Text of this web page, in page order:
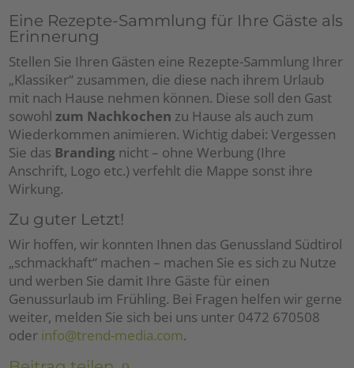
Eine Rezepte-Sammlung für Ihre Gäste als
Erinnerung
Stellen Sie Ihren Gästen eine Rezepte-Sammlung Ihrer
„Klassiker“ zusammen, die diese nach ihrem Urlaub
mit nach Hause nehmen können. Diese soll den Gast
sowohlzum Nachkochen zu Hause als auch zum
Wiederkommen animieren. Wichtig dabei: Vergessen
Sie das Branding nicht – ohne Werbung (Ihre
Anschrift, Logo etc.) verfehlt die Mappe sonst ihre
Wirkung.
Zu guter Letzt!
Wir hoffen, wir konnten Ihnen das Genussland Südtirol
„schmackhaft“ machen – machen Sie es sich zu Nutze
und werben Sie damit Ihre Gäste für einen
Genussurlaub im Frühling. Bei Fragen helfen wir gerne
weiter, melden Sie sich bei uns unter 0472 670508
oder info@trend-media.com.